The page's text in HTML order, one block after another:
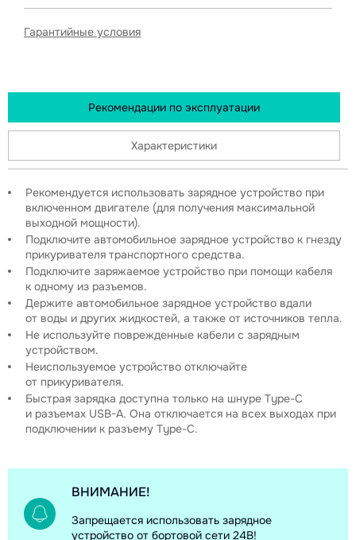
Гарантийные условия
Рекомендации по эксплуатации
Характеристики
Рекомендуется использовать зарядное устройство при
включенном двигателе (для получения максимальной
выходной мощности).
Подключите автомобильное зарядное устройство к гнезду
прикуривателя транспортного средства.
Подключите заряжаемое устройство при помощи кабеля
к одному из разъемов.
Держите автомобильное зарядное устройство вдали
от воды и других жидкостей, а также от источников тепла.
Не используйте поврежденные кабели с зарядным
устройством.
Неиспользуемое устройство отключайте
от прикуривателя.
Быстрая зарядка доступна только на шнуре Type-С
и разъемах USB-A. Она отключается на всех выходах при
подключении к разъему Type-C.
ВНИМАНИЕ!
Запрещается использовать зарядное
устройство от бортовой сети 24В!